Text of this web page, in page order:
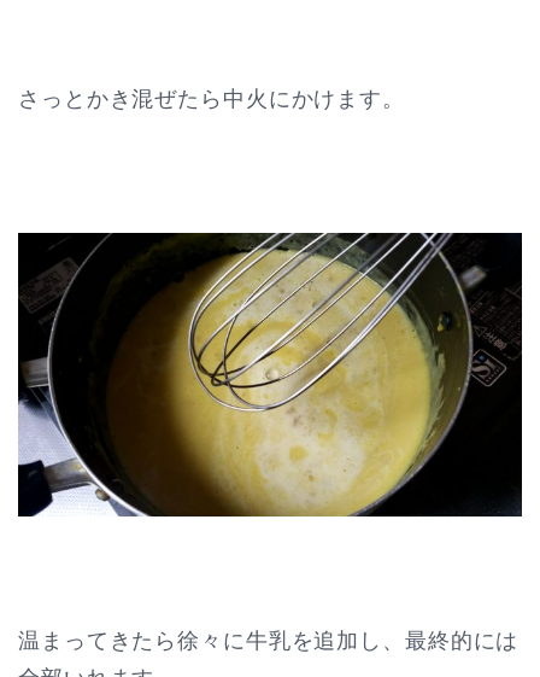
さっとかき混ぜたら中火にかけます。
温まってきたら徐々に牛乳を追加し、最終的には